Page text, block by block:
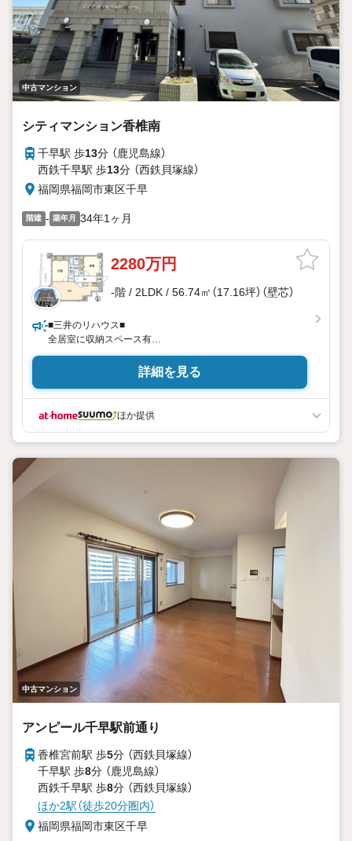
中古マンション
シティマンション香椎南
千早駅 歩13分 （鹿児島線）
西鉄千早駅 歩13分 （西鉄貝塚線）
福岡県福岡市東区千早
階建 - 築年月 34年1ヶ月
2280万円
-階 / 2LDK / 56.74㎡（17.16坪）（壁芯）
■三井のリハウス■
全居室に収納スペース有
スーパー等が徒歩5分圏内の立地
詳細を見る
ほか提供
中古マンション
アンピール千早駅前通り
香椎宮前駅 歩5分 （西鉄貝塚線）
千早駅 歩8分 （鹿児島線）
西鉄千早駅 歩8分 （西鉄貝塚線）
ほか2駅（徒歩20分圏内）
福岡県福岡市東区千早